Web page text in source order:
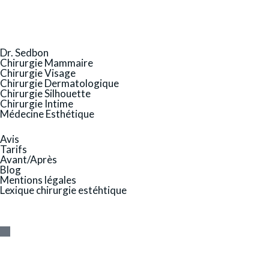
Dr. Sedbon
Chirurgie Mammaire
Chirurgie Visage
Chirurgie Dermatologique
Chirurgie Silhouette
Chirurgie Intime
Médecine Esthétique
Avis
Tarifs
Avant/Après
Blog
Mentions légales
Lexique chirurgie estéhtique